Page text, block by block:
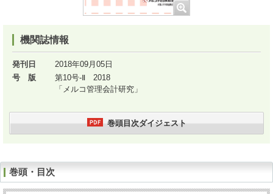
機関誌情報
発刊日
2018年09月05日
号 版
第10号-Ⅱ 2018
「メルコ管理会計研究」
巻頭目次ダイジェスト
巻頭・目次